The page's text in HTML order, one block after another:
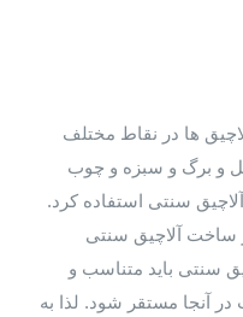
ها در نقاط مختلف
و برگ و سبزه و چوب
سنتی استفاده کرد.
ساخت آلاچیق سنتی
سنتی باید متناسب و
آنجا مستقر شود. لذا به